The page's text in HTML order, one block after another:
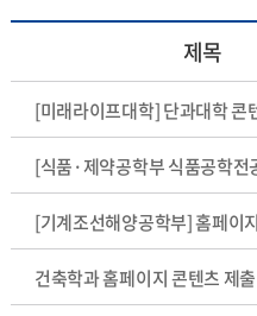
제목
건축학과 홈페이지 콘텐츠 제출